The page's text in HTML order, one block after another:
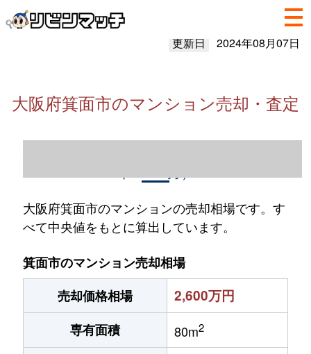
更新日 2024年08月07日
大阪府箕面市のマンション売却・査定
大阪府箕面市のマンションの売却相場です。す
べて中央値をもとに算出しています。
箕面市のマンション売却相場
売却価格相場
2,600万円
専有面積 80m2